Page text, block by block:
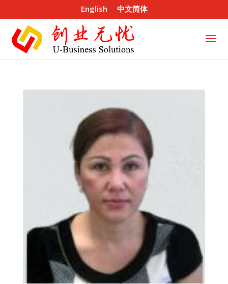
English 中文简体